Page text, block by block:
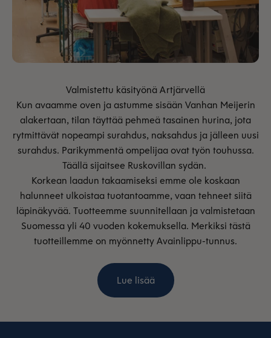
Kun avaamme oven ja astumme sisään Vanhan Meijerin
alakertaan, tilan täyttää pehmeä tasainen hurina, jota
rytmittävät nopeampi surahdus, naksahdus ja jälleen uusi
surahdus. Parikymmentä ompelijaa ovat työn touhussa.
Täällä sijaitsee Ruskovillan sydän.
Korkean laadun takaamiseksi emme ole koskaan
halunneet ulkoistaa tuotantoamme, vaan tehneet siitä
läpinäkyvää. Tuotteemme suunnitellaan ja valmistetaan
Suomessa yli 40 vuoden kokemuksella. Merkiksi tästä
tuotteillemme on myönnetty Avainlippu-tunnus.
Lue lisää